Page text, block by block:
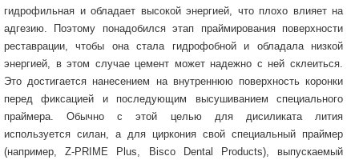
гидрофильная и обладает высокой энергией, что плохо влияет на
адгезию. Поэтому понадобился этап праймирования поверхности
реставрации, чтобы она стала гидрофобной и обладала низкой
энергией, в этом случае цемент может надежно с ней склеиться.
Это достигается нанесением на внутреннюю поверхность коронки
перед фиксацией и последующим высушиванием специального
праймера. Обычно с этой целью для дисиликата лития
используется силан, а для циркония свой специальный праймер
(например, Z-PRIME Plus, Bisco Dental Products), выпускаемый